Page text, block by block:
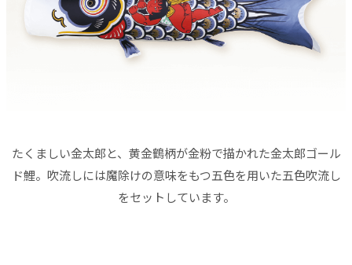
たくましい金太郎と、黄金鶴柄が金粉で描かれた金太郎ゴール
ド鯉。吹流しには魔除けの意味をもつ五色を用いた五色吹流し
をセットしています。